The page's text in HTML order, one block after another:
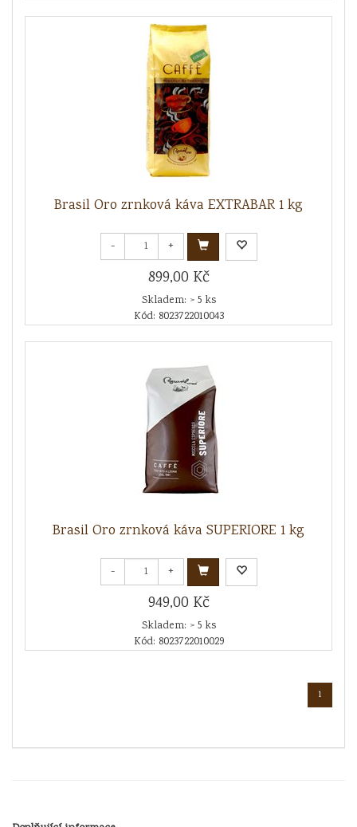
Brasil Oro zrnková káva EXTRABAR 1 kg
- +
899,00 Kč
Skladem: > 5 ks
Kód: 8023722010043
Brasil Oro zrnková káva SUPERIORE 1 kg
- +
949,00 Kč
Skladem: > 5 ks
Kód: 8023722010029
1